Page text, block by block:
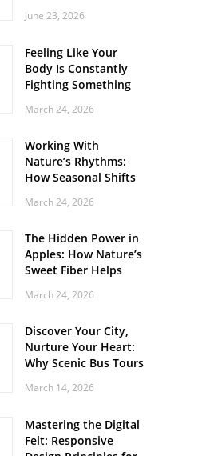
Spatial Solitude in
Roaring Stadiums
June 23, 2026
Feeling Like Your
Body Is Constantly
Fighting Something
Body Might Be
March 24, 2026
Working With
Nature’s Rhythms:
How Seasonal Shifts
and Vitality
March 24, 2026
The Hidden Power in
Apples: How Nature’s
Sweet Fiber Helps
Steady and Smooth
March 24, 2026
Discover Your City,
Nurture Your Heart:
Why Scenic Bus Tours
Practice
March 14, 2026
Mastering the Digital
Felt: Responsive